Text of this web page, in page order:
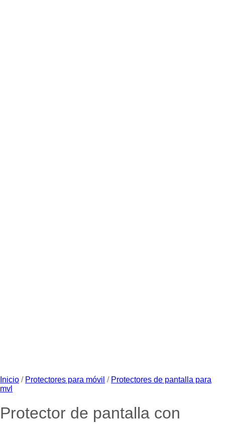
Inicio / Protectores para móvil / Protectores de pantalla para
mvl
Protector de pantalla con